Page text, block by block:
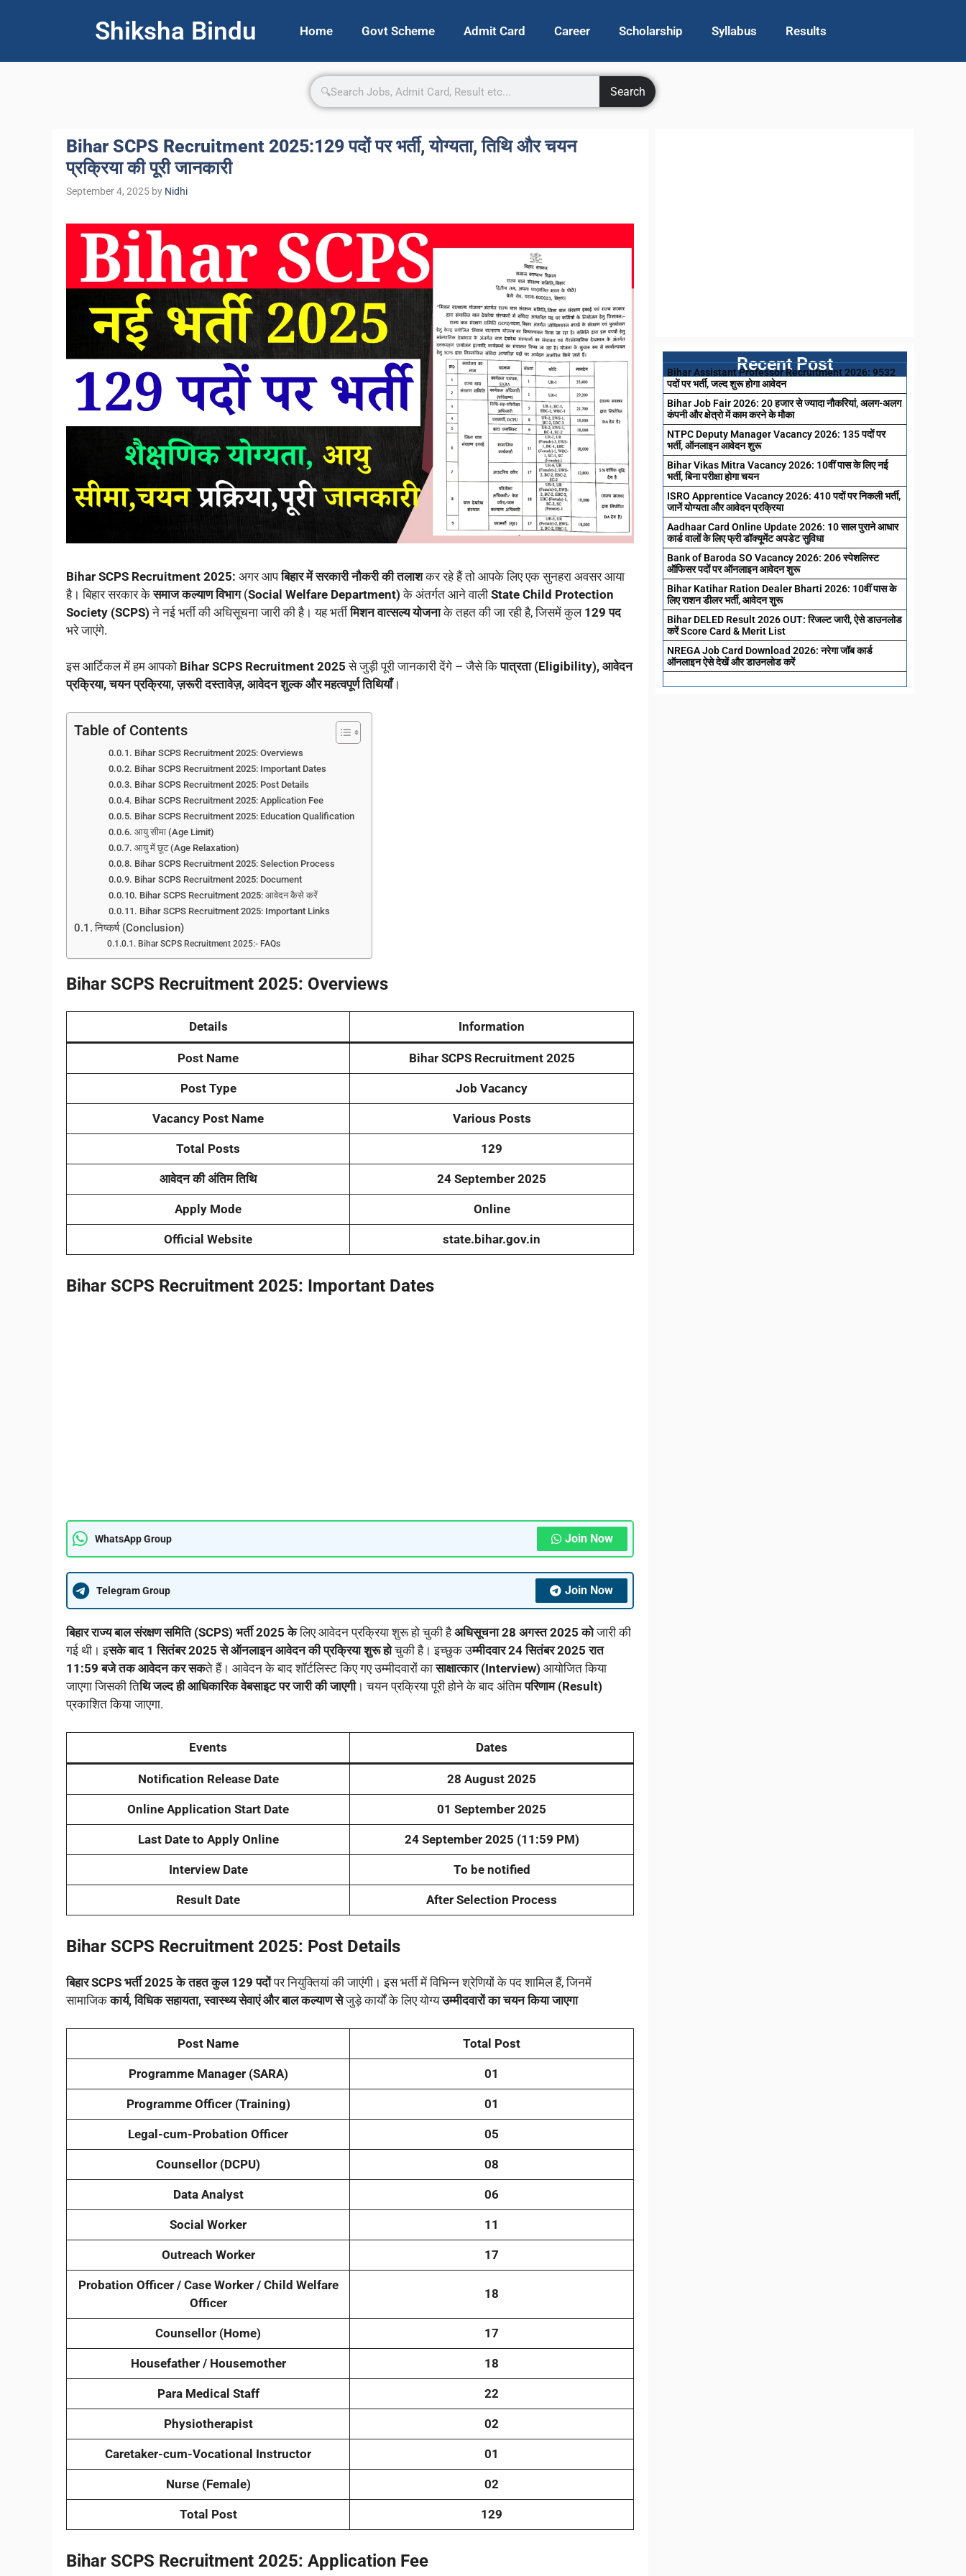
Shiksha Bindu Home Govt Scheme Admit Card Career Scholarship Syllabus Results
Search
Bihar SCPS Recruitment 2025:129 पदों पर भर्ती, योग्यता, तिथि और चयन
प्रक्रिया की पूरी जानकारी
September 4, 2025 by Nidhi
Bihar SCPS Recruitment 2025: अगर आपबिहार में सरकारी नौकरी की तलाशकर रहे हैं तो आपके लिए एक सुनहरा अवसर आया
है। बिहार सरकार केसमाज कल्याण विभाग(Social Welfare Department) के अंतर्गत आने वाली State Child Protection
Society (SCPS) ने नई भर्ती की अधिसूचना जारी की है। यह भर्तीमिशन वात्सल्य योजनाके तहत की जा रही है, जिसमें कुल 129 पद
भरे जाएंगे.
इस आर्टिकल में हम आपको Bihar SCPS Recruitment 2025 से जुड़ी पूरी जानकारी देंगे – जैसे किपात्रता (Eligibility), आवेदन
प्रक्रिया, चयन प्रक्रिया, ज़रूरी दस्तावेज़, आवेदन शुल्क और महत्वपूर्ण तिथियाँ।
Table of Contents
Bihar SCPS Recruitment 2025: Overviews
Bihar SCPS Recruitment 2025: Important Dates
Bihar SCPS Recruitment 2025: Post Details
Bihar SCPS Recruitment 2025: Application Fee
Bihar SCPS Recruitment 2025: Education Qualification
आयु सीमा (Age Limit)
आयु में छूट (Age Relaxation)
Bihar SCPS Recruitment 2025: Selection Process
Bihar SCPS Recruitment 2025: Document
Bihar SCPS Recruitment 2025: आवेदन कैसे करें
Bihar SCPS Recruitment 2025: Important Links
निष्कर्ष (Conclusion)
Bihar SCPS Recruitment 2025:- FAQs
Bihar SCPS Recruitment 2025: Overviews
Details Information
Post Name Bihar SCPS Recruitment 2025
Post Type Job Vacancy
Vacancy Post Name Various Posts
Total Posts 129
आवेदन की अंतिम तिथि 24 September 2025
Apply Mode Online
Official Website state.bihar.gov.in
Bihar SCPS Recruitment 2025: Important Dates
WhatsApp Group Join Now
Telegram Group Join Now
बिहार राज्य बाल संरक्षण समिति (SCPS) भर्ती 2025 केलिए आवेदन प्रक्रिया शुरू हो चुकी हैअधिसूचना 28 अगस्त 2025 कोजारी की
गई थी। इसके बाद 1 सितंबर 2025 से ऑनलाइन आवेदन की प्रक्रिया शुरू होचुकी है। इच्छुक उम्मीदवार 24 सितंबर 2025 रात
11:59 बजे तक आवेदन कर सकते हैं। आवेदन के बाद शॉर्टलिस्ट किए गए उम्मीदवारों कासाक्षात्कार (Interview) आयोजित किया
जाएगा जिसकी तिथि जल्द ही आधिकारिक वेबसाइट पर जारी की जाएगी। चयन प्रक्रिया पूरी होने के बाद अंतिमपरिणाम (Result)
प्रकाशित किया जाएगा.
Events Dates
Notification Release Date 28 August 2025
Online Application Start Date 01 September 2025
Last Date to Apply Online 24 September 2025 (11:59 PM)
Interview Date To be notified
Result Date After Selection Process
Bihar SCPS Recruitment 2025: Post Details
बिहार SCPS भर्ती 2025 के तहत कुल 129 पदोंपर नियुक्तियां की जाएंगी। इस भर्ती में विभिन्न श्रेणियों के पद शामिल हैं, जिनमें
सामाजिककार्य, विधिक सहायता, स्वास्थ्य सेवाएं और बाल कल्याण सेजुड़े कार्यों के लिए योग्यउम्मीदवारों का चयन किया जाएगा
Post Name Total Post
Programme Manager (SARA) 01
Programme Officer (Training) 01
Legal-cum-Probation Officer 05
Counsellor (DCPU) 08
Data Analyst 06
Social Worker 11
Outreach Worker 17
Probation Officer / Case Worker / Child Welfare
Officer
18
Counsellor (Home) 17
Housefather / Housemother 18
Para Medical Staff 22
Physiotherapist 02
Caretaker-cum-Vocational Instructor 01
Nurse (Female) 02
Total Post 129
Bihar SCPS Recruitment 2025: Application Fee
Recent Post
Bihar Assistant Professor Recruitment 2026: 9532
पदों पर भर्ती, जल्द शुरू होगा आवेदन
Bihar Job Fair 2026: 20 हजार से ज्यादा नौकरियां, अलग-अलग
कंपनी और क्षेत्रो में काम करने के मौका
NTPC Deputy Manager Vacancy 2026: 135 पदों पर
भर्ती, ऑनलाइन आवेदन शुरू
Bihar Vikas Mitra Vacancy 2026: 10वीं पास के लिए नई
भर्ती, बिना परीक्षा होगा चयन
ISRO Apprentice Vacancy 2026: 410 पदों पर निकली भर्ती,
जानें योग्यता और आवेदन प्रक्रिया
Aadhaar Card Online Update 2026: 10 साल पुराने आधार
कार्ड वालों के लिए फ्री डॉक्यूमेंट अपडेट सुविधा
Bank of Baroda SO Vacancy 2026: 206 स्पेशलिस्ट
ऑफिसर पदों पर ऑनलाइन आवेदन शुरू
Bihar Katihar Ration Dealer Bharti 2026: 10वीं पास के
लिए राशन डीलर भर्ती, आवेदन शुरू
Bihar DELED Result 2026 OUT: रिजल्ट जारी, ऐसे डाउनलोड
करें Score Card & Merit List
NREGA Job Card Download 2026: नरेगा जॉब कार्ड
ऑनलाइन ऐसे देखें और डाउनलोड करें